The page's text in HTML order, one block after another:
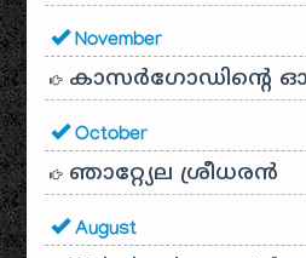
November
കാസർഗോഡിൻ്റെ
October
ഞാറ്റ്യേല ശ്രീധരൻ
August